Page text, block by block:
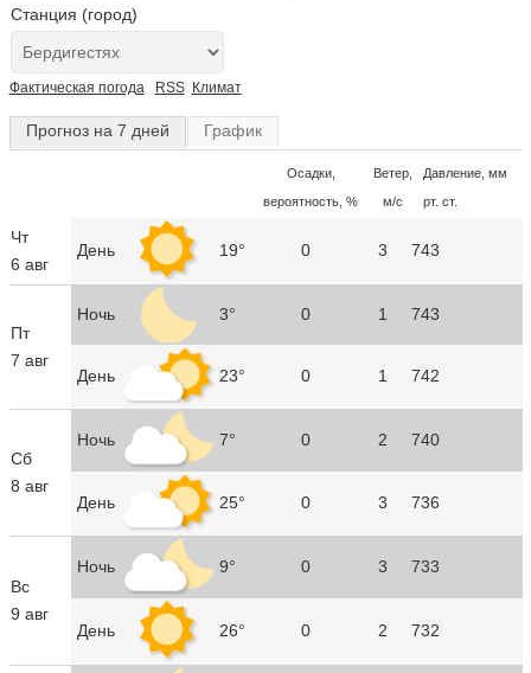
Станция (город)
Фактическая погода RSS Климат
Прогноз на 7 дней График
Осадки,
вероятность, %
Ветер,
м/с
Давление, мм
рт. ст.
Чт
6 авг
День 19° 0 3 743
Пт
7 авг
Ночь 3° 0 1 743
День 23° 0 1 742
Сб
8 авг
Ночь 7° 0 2 740
День 25° 0 3 736
Вс
9 авг
Ночь 9° 0 3 733
День 26° 0 2 732